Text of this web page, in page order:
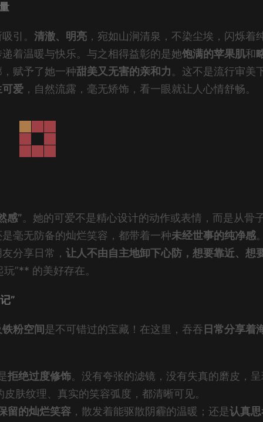
引。 清澈、明亮 ，宛如山涧清泉，不染尘埃，闪烁着
着温暖与快乐。与之相得益彰的是她饱满的苹果肌和
赋予了她一种甜美又无害的亲和力。这不是流行审美
可爱 ，自然流露，毫无矫饰，看一眼就让人心情舒畅。
感”。她的可爱不是精心设计的动作或表情，而是从骨
毫无防备的灿烂笑容，都带着一种未经世事的纯净感
分享日常， 让人不由自主地卸下心防，想要靠近、想
”** 的美好存在。
”
粉空间是不可错过的宝藏！在这里，吞吞 日常分享着
拒绝过度修饰。没有夸张的滤镜，没有失真的磨皮，
皮肤纹理、真实的笑容弧度，都清晰可见。
留的灿烂笑容 ，散发着能驱散阴霾的温暖；还是认真思